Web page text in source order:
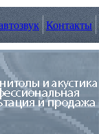
Контакты